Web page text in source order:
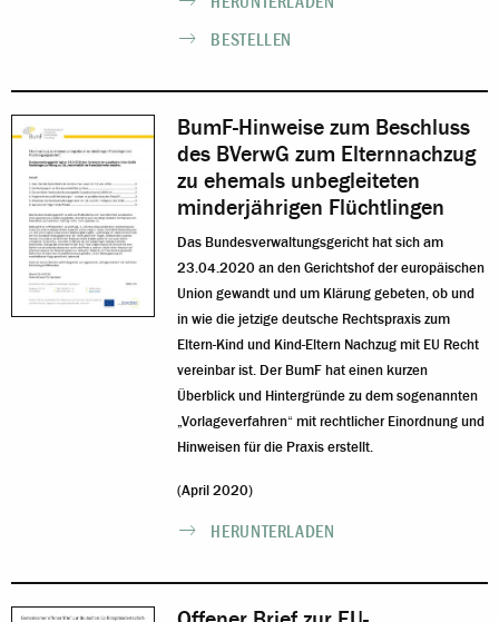
BESTELLEN
BumF-Hinweise zum Beschluss
des BVerwG zum Elternnachzug
zu ehemals unbegleiteten
minderjährigen Flüchtlingen
Das Bundesverwaltungsgericht hat sich am
23.04.2020 an den Gerichtshof der europäischen
Union gewandt und um Klärung gebeten, ob und
in wie die jetzige deutsche Rechtspraxis zum
Eltern-Kind und Kind-Eltern Nachzug mit EU Recht
vereinbar ist. Der BumF hat einen kurzen
Überblick und Hintergründe zu dem sogenannten
„Vorlageverfahren“ mit rechtlicher Einordnung und
Hinweisen für die Praxis erstellt.
(April 2020)
HERUNTERLADEN